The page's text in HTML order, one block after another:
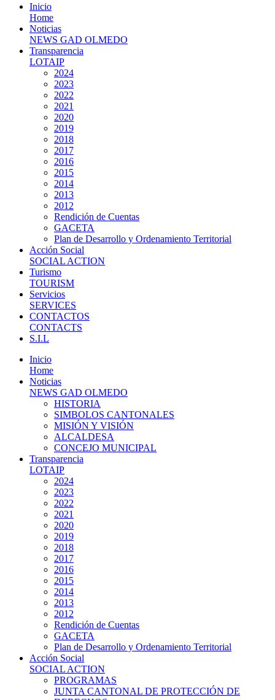
Inicio
Home
Noticias
NEWS GAD OLMEDO
Transparencia
LOTAIP
2024
2023
2022
2021
2020
2019
2018
2017
2016
2015
2014
2013
2012
Rendición de Cuentas
GACETA
Plan de Desarrollo y Ordenamiento Territorial
Acción Social
SOCIAL ACTION
Turismo
TOURISM
Servicios
SERVICES
CONTACTOS
CONTACTS
S.I.L
Inicio
Home
Noticias
NEWS GAD OLMEDO
HISTORIA
SIMBOLOS CANTONALES
MISIÓN Y VISIÓN
ALCALDESA
CONCEJO MUNICIPAL
Transparencia
LOTAIP
2024
2023
2022
2021
2020
2019
2018
2017
2016
2015
2014
2013
2012
Rendición de Cuentas
GACETA
Plan de Desarrollo y Ordenamiento Territorial
Acción Social
SOCIAL ACTION
PROGRAMAS
JUNTA CANTONAL DE PROTECCIÓN DE